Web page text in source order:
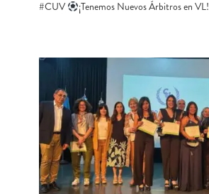
#CUV ​ ​​¡Tenemos Nuevos Árbitros en VL!